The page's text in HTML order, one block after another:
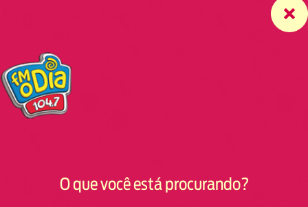
O que você está procurando?